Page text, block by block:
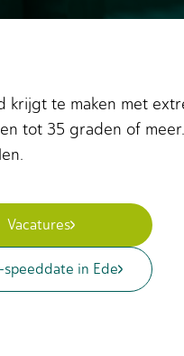
krijgt te maken met
tot 35 graden of
Vacatures
speeddate in Ede